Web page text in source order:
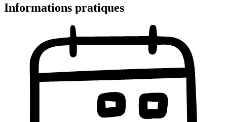
Informations pratiques